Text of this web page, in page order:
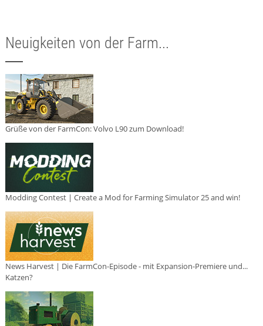
Neuigkeiten von der Farm...
Grüße von der FarmCon: Volvo L90 zum Download!
Modding Contest | Create a Mod for Farming Simulator 25 and win!
News Harvest | Die FarmCon-Episode - mit Expansion-Premiere und...
Katzen?